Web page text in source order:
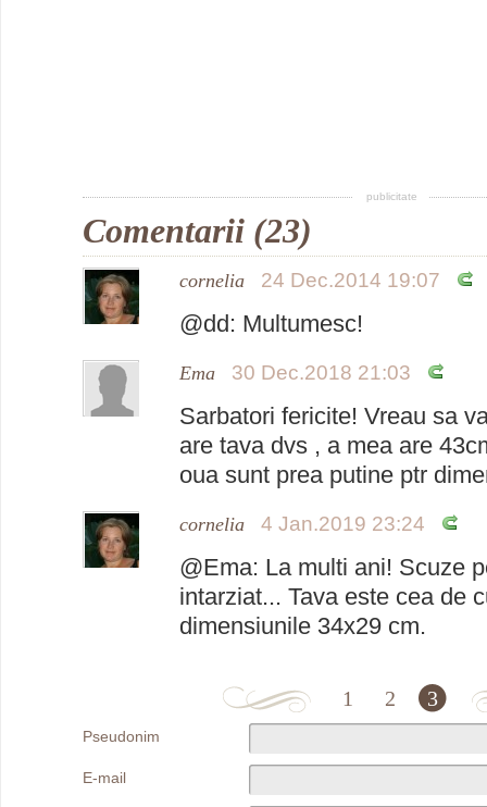
publicitate
Comentarii (23)
cornelia 24 Dec.2014 19:07
@dd: Multumesc!
Ema 30 Dec.2018 21:03
Sarbatori fericite! Vreau sa
are tava dvs , a mea are
oua sunt prea putine ptr
cornelia 4 Jan.2019 23:24
@Ema: La multi ani! Scuze
intarziat... Tava este cea de
dimensiunile 34x29 cm.
1 2 3
Pseudonim
E-mail